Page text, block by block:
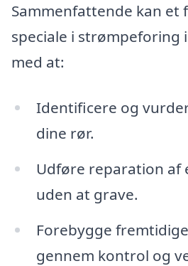
Sammenfattende kan et
speciale i strømpeforing
med at:
Identificere og
dine rør.
Udføre reparation af
uden at grave.
Forebygge
gennem kontrol og